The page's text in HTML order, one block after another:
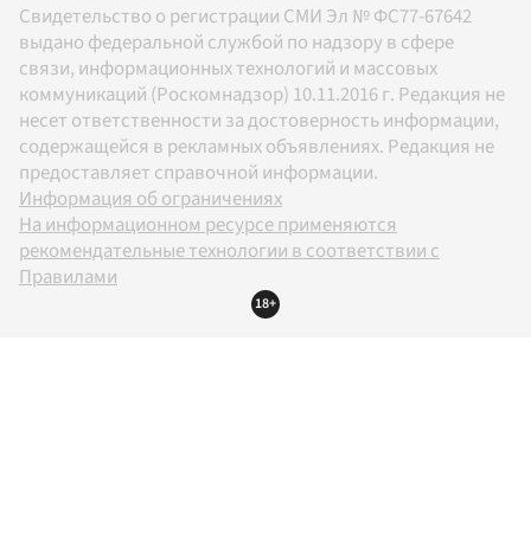
Свидетельство о регистрации СМИ Эл № ФС77-67642
выдано федеральной службой по надзору в сфере
связи, информационных технологий и массовых
коммуникаций (Роскомнадзор) 10.11.2016 г. Редакция не
несет ответственности за достоверность информации,
содержащейся в рекламных объявлениях. Редакция не
предоставляет справочной информации.
Информация об ограничениях
На информационном ресурсе применяются
рекомендательные технологии в соответствии с
Правилами
18+